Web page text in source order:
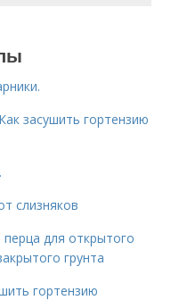
засушить гортензию
слизняков
для открытого
грунта
гортензию